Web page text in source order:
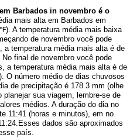
Barbados in novembro é o
mais alta em Barbados em
A temperatura média mais baixa
de novembro você pode
a temperatura média mais alta é de
final de novembro você pode
a temperatura média mais alta é de
número médio de dias chuvosos
de precipitação é 178.3 mm (olhe
planejar sua viagem, lembre-se de
médios. A duração do dia no
11:41 (horas e minutos), em no
dados são aproximados
país.